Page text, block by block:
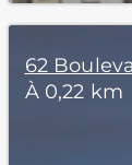
62
À 0,22 km